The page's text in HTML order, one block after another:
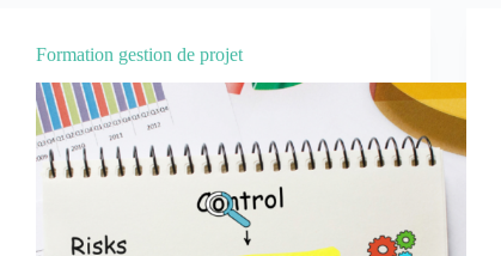
Formation gestion de projet